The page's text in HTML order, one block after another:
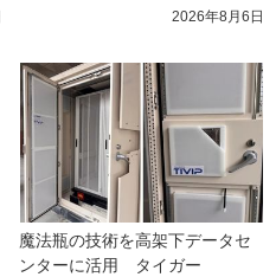
2026年8月6日
魔法瓶の技術を高架下データセ
ンターに活用　タイガー